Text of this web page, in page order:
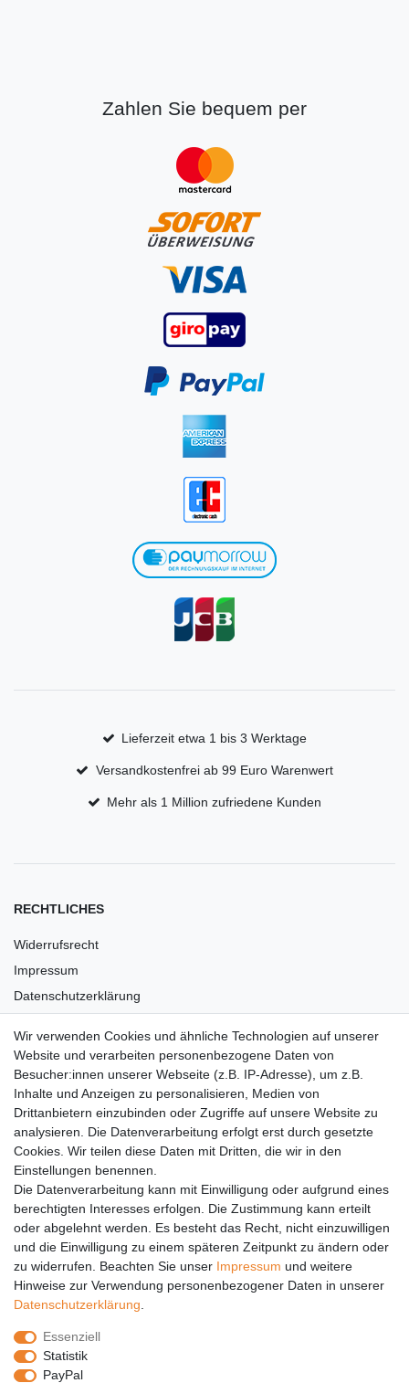
Zahlen Sie bequem per
Lieferzeit etwa 1 bis 3 Werktage
Versandkostenfrei ab 99 Euro Warenwert
Mehr als 1 Million zufriedene Kunden
RECHTLICHES
Widerrufsrecht
Impressum
Datenschutzerklärung
Barrierefreiheit
Anleitungen
Vertrag widerrufen
PARTNER
DHL
GLS
PaketPLUS
SPONSORING
Malchower SV 90
Malchower Wölfe
Wir verwenden Cookies und ähnliche Technologien auf unserer
Website und verarbeiten personenbezogene Daten von
Besucher:innen unserer Webseite (z.B. IP-Adresse), um z.B.
Inhalte und Anzeigen zu personalisieren, Medien von
Drittanbietern einzubinden oder Zugriffe auf unsere Website zu
analysieren. Die Datenverarbeitung erfolgt erst durch gesetzte
Cookies. Wir teilen diese Daten mit Dritten, die wir in den
Einstellungen benennen.
Die Datenverarbeitung kann mit Einwilligung oder aufgrund eines
berechtigten Interesses erfolgen. Die Zustimmung kann erteilt
oder abgelehnt werden. Es besteht das Recht, nicht einzuwilligen
und die Einwilligung zu einem späteren Zeitpunkt zu ändern oder
zu widerrufen. Beachten Sie unser Impressum und weitere
Hinweise zur Verwendung personenbezogener Daten in unserer
Daten­schutz­erklärung
Essenziell
Statistik
PayPal